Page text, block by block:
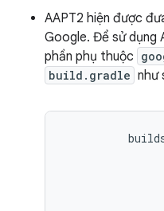
AAPT2 hiện được
Google. Để sử dụng
phần phụ thuộc
build.gradle như